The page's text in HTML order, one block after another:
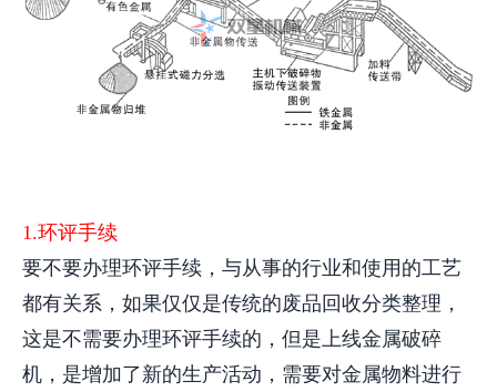
1.环评手续
要不要办理环评手续，与从事的行业和使用的工艺
都有关系，如果仅仅是传统的废品回收分类整理，
这是不需要办理环评手续的，但是上线金属破碎
机，是增加了新的生产活动，需要对金属物料进行